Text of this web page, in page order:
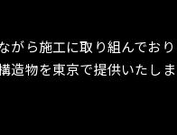
ら施工に取り組んでお
造物を東京で提供いたし